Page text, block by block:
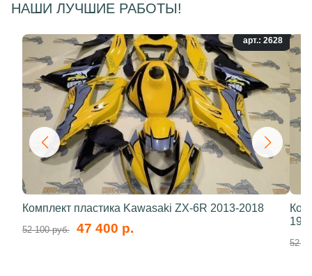
НАШИ ЛУЧШИЕ РАБОТЫ!
арт.: 2628
Комплект пластика Kawasaki ZX-6R 2013-2018
52 100 руб. 47 400 р.
52